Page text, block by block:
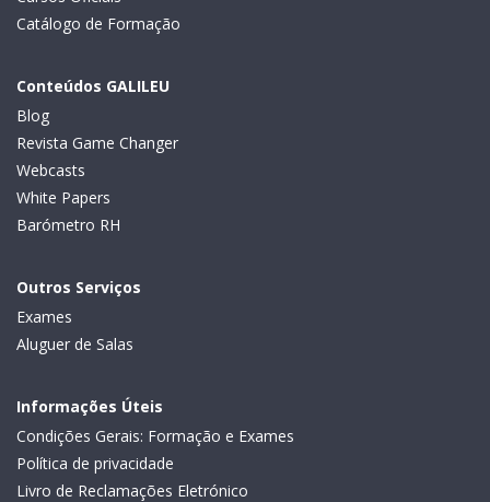
Catálogo de Formação
Conteúdos GALILEU
Blog
Revista Game Changer
Webcasts
White Papers
Barómetro RH
Outros Serviços
Exames
Aluguer de Salas
Informações Úteis
Condições Gerais: Formação e Exames
Política de privacidade
Livro de Reclamações Eletrónico